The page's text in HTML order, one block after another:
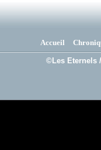
Accueil
©Les Eternels